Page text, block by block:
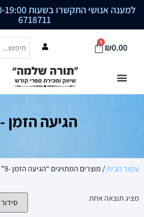
למענה אנושי התקשרו בשעות 09:00-19:00 לטלפון
6718711
₪0.00
0
הגיעה הזמן -9
עמוד הבית/ מוצרים המתויגים “הגיעה הזמן -9”
מציג תוצאה אחת